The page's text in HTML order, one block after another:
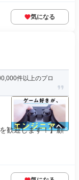
気になる
件以上のプロ
歓迎します！】顧